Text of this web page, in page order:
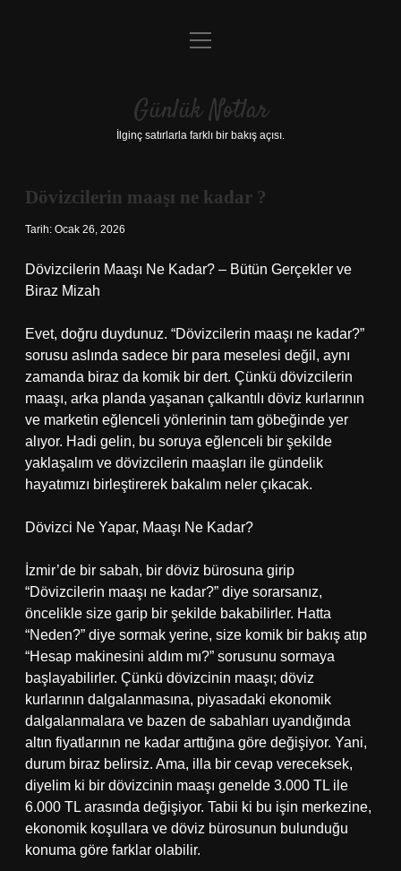
Anasayfa
Yasal Uyarı
menüyü
Günlük Notlar
İlginç satırlarla farklı bir bakış açısı.
Dövizcilerin maaşı ne kadar ?
Tarih: Ocak 26, 2026
Dövizcilerin Maaşı Ne Kadar? – Bütün Gerçekler ve
Biraz Mizah
Evet, doğru duydunuz. “Dövizcilerin maaşı ne kadar?”
sorusu aslında sadece bir para meselesi değil, aynı
zamanda biraz da komik bir dert. Çünkü dövizcilerin
maaşı, arka planda yaşanan çalkantılı döviz kurlarının
ve marketin eğlenceli yönlerinin tam göbeğinde yer
alıyor. Hadi gelin, bu soruya eğlenceli bir şekilde
yaklaşalım ve dövizcilerin maaşları ile gündelik
hayatımızı birleştirerek bakalım neler çıkacak.
Dövizci Ne Yapar, Maaşı Ne Kadar?
İzmir’de bir sabah, bir döviz bürosuna girip
“Dövizcilerin maaşı ne kadar?” diye sorarsanız,
öncelikle size garip bir şekilde bakabilirler. Hatta
“Neden?” diye sormak yerine, size komik bir bakış atıp
“Hesap makinesini aldım mı?” sorusunu sormaya
başlayabilirler. Çünkü dövizcinin maaşı; döviz
kurlarının dalgalanmasına, piyasadaki ekonomik
dalgalanmalara ve bazen de sabahları uyandığında
altın fiyatlarının ne kadar arttığına göre değişiyor. Yani,
durum biraz belirsiz. Ama, illa bir cevap vereceksek,
diyelim ki bir dövizcinin maaşı genelde 3.000 TL ile
6.000 TL arasında değişiyor. Tabii ki bu işin merkezine,
ekonomik koşullara ve döviz bürosunun bulunduğu
konuma göre farklar olabilir.